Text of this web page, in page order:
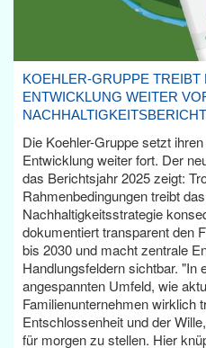
KOEHLER-GRUPPE TREIBT
ENTWICKLUNG WEITER
Die Koehler-Gruppe setzt
Entwicklung weiter fort. Der
das Berichtsjahr 2025 zeigt:
Rahmenbedingungen treibt
Nachhaltigkeitsstrategie
dokumentiert transparent den
bis 2030 und macht zentrale
Handlungsfeldern sichtbar.
angespannten Umfeld, wie
Familienunternehmen wirklich
Entschlossenheit und der
für morgen zu stellen. Hier